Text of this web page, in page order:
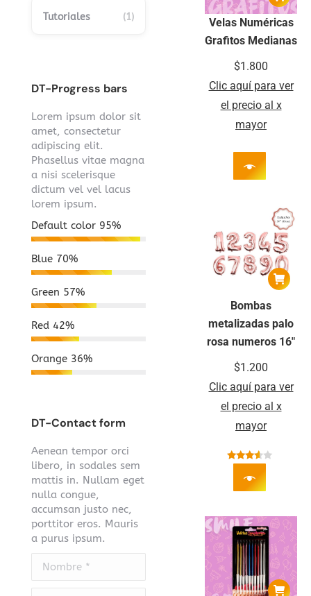
Velas Numéricas
Grafitos Medianas
$1.800
Clic aquí para ver
el precio al x
mayor
Bombas
metalizadas palo
rosa numeros 16″
$1.200
Clic aquí para ver
el precio al x
mayor
3.44
Tutoriales (1)
DT-Progress bars
Lorem ipsum dolor sit
amet, consectetur
adipiscing elit.
Phasellus vitae magna
a nisi scelerisque
dictum vel vel lacus
lorem ipsum.
Default color 95%
Blue 70%
Green 57%
Red 42%
Orange 36%
DT-Contact form
Aenean tempor orci
libero, in sodales sem
mattis in. Nullam eget
nulla congue,
accumsan justo nec,
porttitor eros. Mauris
a purus ipsum.
Nombre *